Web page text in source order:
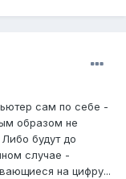
сам по себе -
образом не
будут до
случае -
на цифру...